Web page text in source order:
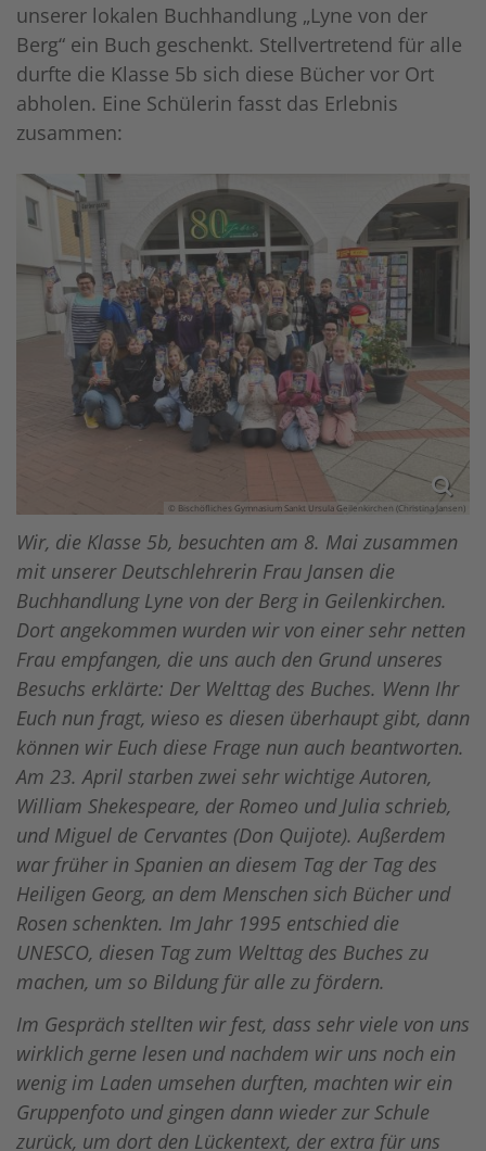
unserer lokalen Buchhandlung „Lyne von der
Berg“ ein Buch geschenkt. Stellvertretend für alle
durfte die Klasse 5b sich diese Bücher vor Ort
abholen. Eine Schülerin fasst das Erlebnis
zusammen:
© Bischöfliches Gymnasium Sankt Ursula Geilenkirchen (Christina Jansen)
Wir, die Klasse 5b, besuchten am 8. Mai zusammen
mit unserer Deutschlehrerin Frau Jansen die
Buchhandlung Lyne von der Berg in Geilenkirchen.
Dort angekommen wurden wir von einer sehr netten
Frau empfangen, die uns auch den Grund unseres
Besuchs erklärte: Der Welttag des Buches. Wenn Ihr
Euch nun fragt, wieso es diesen überhaupt gibt, dann
können wir Euch diese Frage nun auch beantworten.
Am 23. April starben zwei sehr wichtige Autoren,
William Shekespeare, der Romeo und Julia schrieb,
und Miguel de Cervantes (Don Quijote). Außerdem
war früher in Spanien an diesem Tag der Tag des
Heiligen Georg, an dem Menschen sich Bücher und
Rosen schenkten. Im Jahr 1995 entschied die
UNESCO, diesen Tag zum Welttag des Buches zu
machen, um so Bildung für alle zu fördern.
Im Gespräch stellten wir fest, dass sehr viele von uns
wirklich gerne lesen und nachdem wir uns noch ein
wenig im Laden umsehen durften, machten wir ein
Gruppenfoto und gingen dann wieder zur Schule
zurück, um dort den Lückentext, der extra für uns